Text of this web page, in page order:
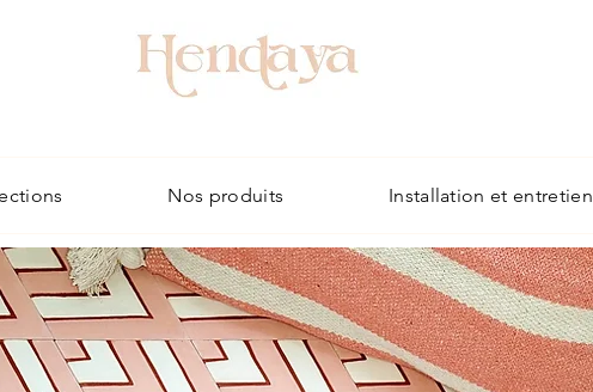
Nos produits Installation et entretien